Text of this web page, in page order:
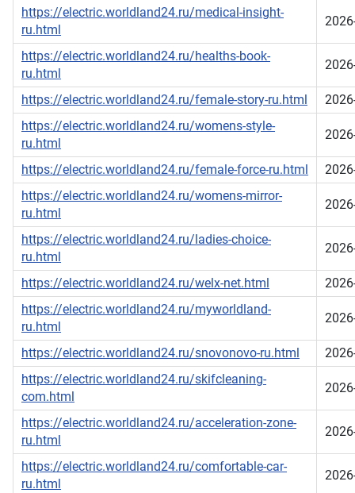
https://electric.worldland24.ru/medical-insight-
ru.html
https://electric.worldland24.ru/healths-book-
ru.html
https://electric.worldland24.ru/female-story-ru.html
https://electric.worldland24.ru/womens-style-
ru.html
https://electric.worldland24.ru/female-force-ru.html
https://electric.worldland24.ru/womens-mirror-
ru.html
https://electric.worldland24.ru/ladies-choice-
ru.html
https://electric.worldland24.ru/welx-net.html
https://electric.worldland24.ru/myworldland-
ru.html
https://electric.worldland24.ru/snovonovo-ru.html
https://electric.worldland24.ru/skifcleaning-
com.html
https://electric.worldland24.ru/acceleration-zone-
ru.html
https://electric.worldland24.ru/comfortable-car-
ru.html